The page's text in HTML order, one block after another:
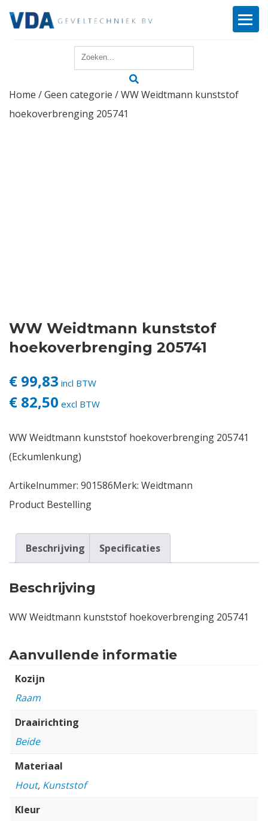
Reparatie
Login
Home /Geen categorie / WW Weidtmann kunststof
hoekoverbrenging 205741
WW Weidtmann kunststof
hoekoverbrenging 205741
€ 99,83 incl BTW
€ 82,50 excl BTW
WW Weidtmann kunststof hoekoverbrenging 205741
(Eckumlenkung)
Artikelnummer: 901586Merk: Weidtmann
Product Bestelling
Beschrijving Specificaties
Beschrijving
WW Weidtmann kunststof hoekoverbrenging 205741
Aanvullende informatie
Kozijn
Raam
Draairichting
Beide
Materiaal
Hout, Kunststof
Kleur